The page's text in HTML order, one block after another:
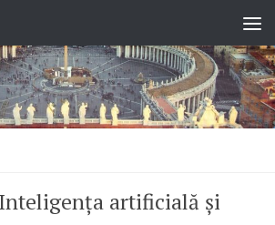
Inteligența artificială și